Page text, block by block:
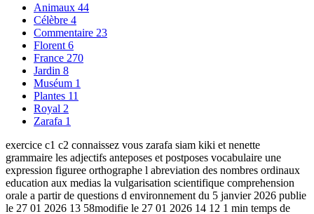
Animaux 44
Célèbre 4
Commentaire 23
Florent 6
France 270
Jardin 8
Muséum 1
Plantes 11
Royal 2
Zarafa 1
exercice c1 c2 connaissez vous zarafa siam kiki et nenette
grammaire les adjectifs anteposes et postposes vocabulaire une
expression figuree orthographe l abreviation des nombres ordinaux
education aux medias la vulgarisation scientifique comprehension
orale a partir de questions d environnement du 5 janvier 2026 publie
le 27 01 2026 13 58modifie le 27 01 2026 14 12 1 min temps de